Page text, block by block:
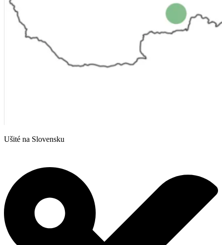
Ušité na Slovensku